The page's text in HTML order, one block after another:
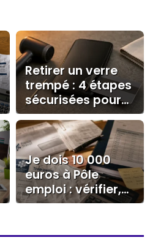
Retirer un verre
trempé : 4 étapes
sécurisées pour
préserver votre
écran
Je dois 10 000
euros à Pôle
emploi : vérifier,
contester ou
tromper